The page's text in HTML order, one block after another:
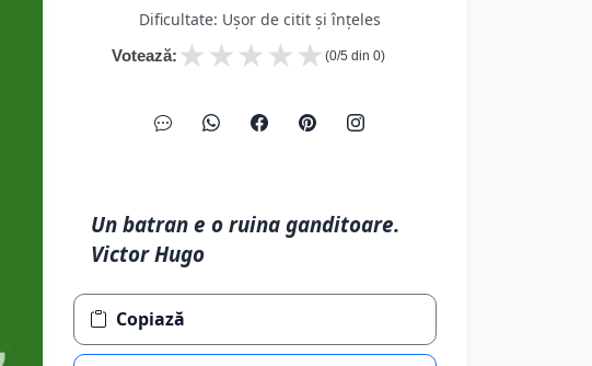
Dificultate: Ușor de citit și înțeles
Votează: ★
★
★
★
★ (0/5 din 0)
Un batran e o ruina ganditoare.
Victor Hugo
Copiază